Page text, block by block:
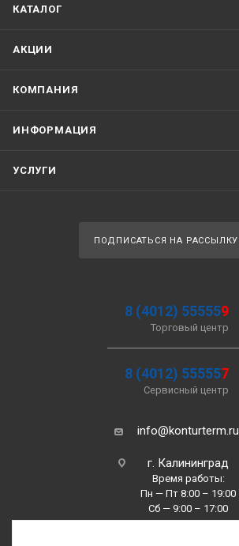
КАТАЛОГ
АКЦИИ
КОМПАНИЯ
ИНФОРМАЦИЯ
УСЛУГИ
ПОДПИСАТЬСЯ НА РАССЫЛКУ
8 (4012) 555559
Торговый центр
8 (4012) 555557
Сервисный центр
info@konturterm.ru
г. Калининград
Время работы:
Пн — Пт 8:00 – 19:00
Сб — 9:00 – 17:00
Вс —10:00 – 16:00